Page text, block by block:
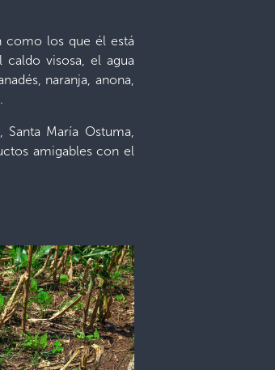
como los que él está
visosa, el agua
naranja, anona,
María Ostuma,
amigables con el